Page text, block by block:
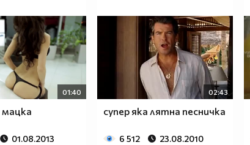
01:40
01.08.2013
02:43
супер яка лятна песничка
6 512 23.08.2010